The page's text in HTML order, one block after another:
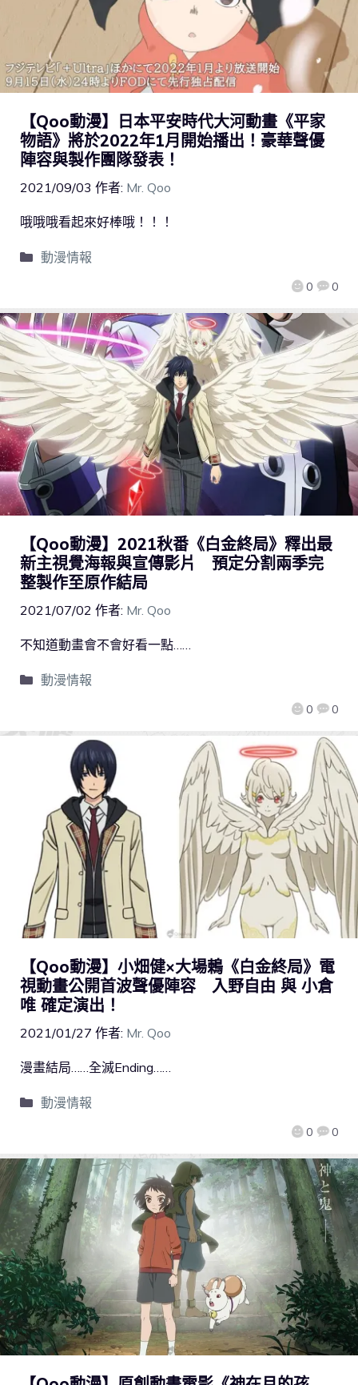
【Qoo動漫】日本平安時代大河動畫《平家
物語》將於2022年1月開始播出！豪華聲優
陣容與製作團隊發表！
2021/09/03 作者: Mr. Qoo
0 0
哦哦哦看起來好棒哦！！！
動漫情報
【Qoo動漫】2021秋番《白金終局》釋出最
新主視覺海報與宣傳影片 預定分割兩季完
整製作至原作結局
2021/07/02 作者: Mr. Qoo
0 0
不知道動畫會不會好看一點……
動漫情報
【Qoo動漫】小畑健×大場鶇《白金終局》電
視動畫公開首波聲優陣容 入野自由 與 小倉
唯 確定演出！
2021/01/27 作者: Mr. Qoo
0 0
漫畫結局……全滅Ending……
動漫情報